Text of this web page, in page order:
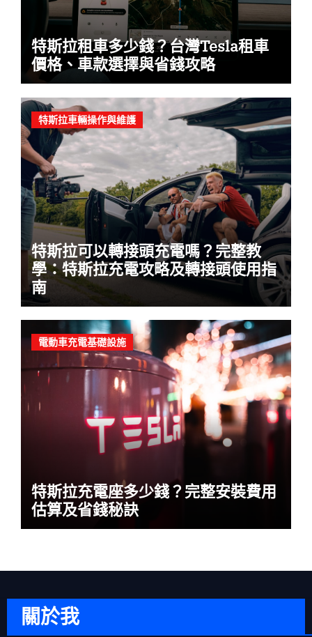
特斯拉租車多少錢？台灣Tesla租車
價格、車款選擇與省錢攻略
特斯拉車輛操作與維護
特斯拉可以轉接頭充電嗎？完整教
學：特斯拉充電攻略及轉接頭使用指
南
電動車充電基礎設施
特斯拉充電座多少錢？完整安裝費用
估算及省錢秘訣
關於我